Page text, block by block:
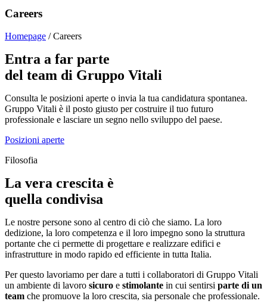
Careers
Homepage / Careers
Entra a far parte
del team di Gruppo Vitali
Consulta le posizioni aperte o invia la tua candidatura spontanea.
Gruppo Vitali è il posto giusto per costruire il tuo futuro
professionale e lasciare un segno nello sviluppo del paese.
Posizioni aperte
Filosofia
La vera crescita è
quella condivisa
Le nostre persone sono al centro di ciò che siamo. La loro
dedizione, la loro competenza e il loro impegno sono la struttura
portante che ci permette di progettare e realizzare edifici e
infrastrutture in modo rapido ed efficiente in tutta Italia.
Per questo lavoriamo per dare a tutti i collaboratori di Gruppo Vitali
un ambiente di lavoro sicuro e stimolante in cui sentirsi parte di un
team che promuove la loro crescita, sia personale che professionale.